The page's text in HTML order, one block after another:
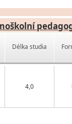
Délka studia
4,0